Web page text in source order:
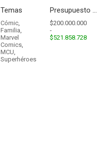
Temas
Cómic,
Familia,
Marvel
Comics,
MCU,
Superhéroes
Presupuesto - Ingresos
$200.000.000
-
$521.858.728